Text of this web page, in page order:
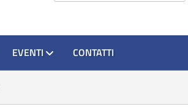
EVENTI CONTATTI